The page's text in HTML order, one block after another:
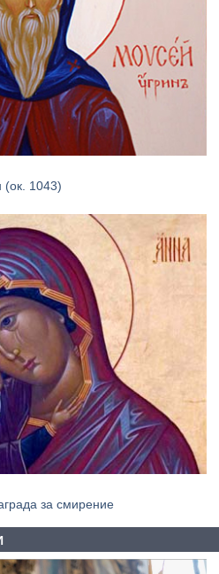
1043)
за смирение